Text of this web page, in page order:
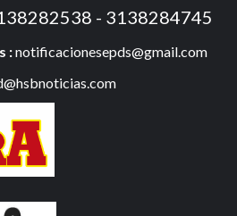
- 3138284745
:notificacionesepds@gmail.com